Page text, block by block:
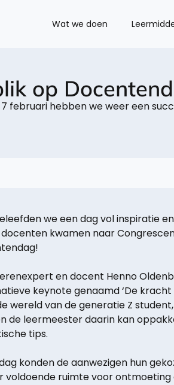
Wat we doen
op
februari hebben we weer een
we een dag vol inspiratie
kwamen naar
en docent Henno
keynote genaamd ‘De kracht
wereld van de generatie Z
de leermeester daarin kan
tips.
konden de aanwezigen hun
voldoende ruimte voor ontmoeting